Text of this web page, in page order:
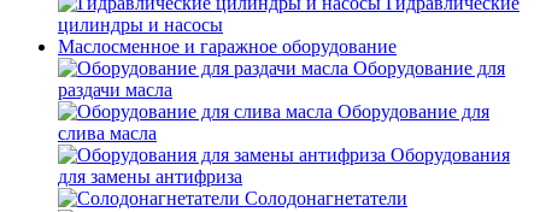
цилиндры и насосы
Маслосменное и гаражное оборудование
Оборудование для
раздачи масла
Оборудование для
слива масла
Оборудования
для замены антифриза
Солодонагнетатели